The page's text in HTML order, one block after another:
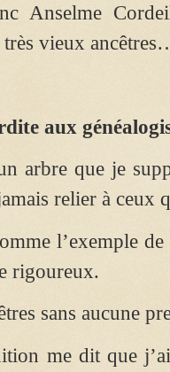
Anselme
très vieux
aux
arbre que je
relier à ceux
l’exemple
rigoureux.
sans aucune
me dit que